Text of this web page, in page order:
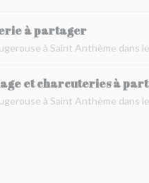
à partager
à Saint Anthème dans
et charcuteries à
à Saint Anthème dans